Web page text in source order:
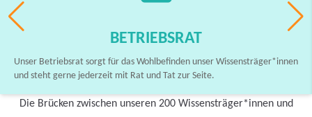
BETRIEBSRAT
Unser Betriebsrat sorgt für das Wohlbefinden unser Wissensträger*innen
und steht gerne jederzeit mit Rat und Tat zur Seite.
Die Brücken zwischen unseren 200 Wissensträger*innen und